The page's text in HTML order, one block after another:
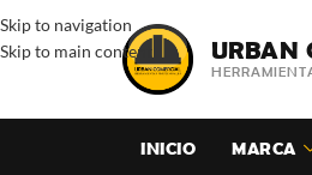
Skip to navigation
Skip to main content
URBAN
INICIO MARCA